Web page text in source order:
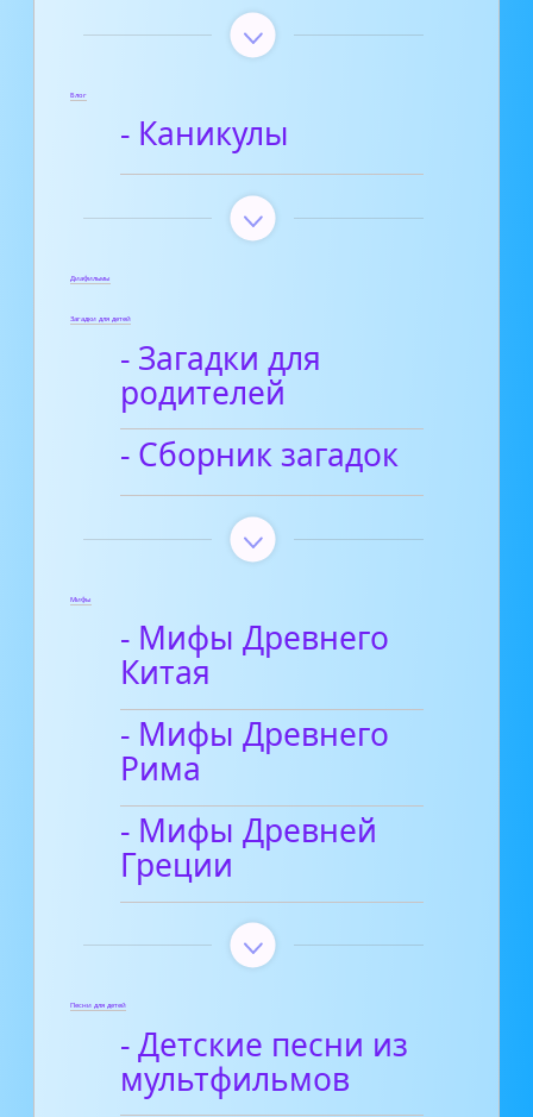
Блог
- Каникулы
Диафильмы
Загадки для детей
- Загадки для
родителей
- Сборник загадок
Мифы
- Мифы Древнего
Китая
- Мифы Древнего
Рима
- Мифы Древней
Греции
Песни для детей
- Детские песни из
мультфильмов